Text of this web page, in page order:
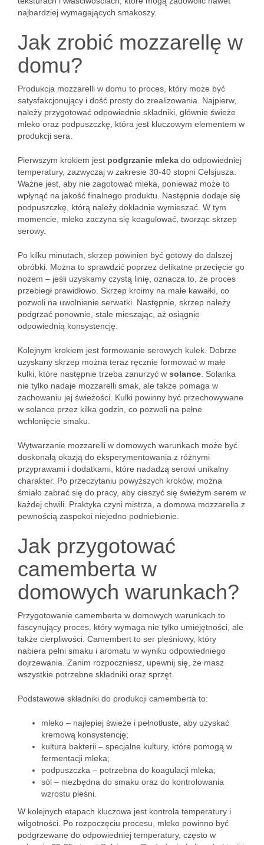
najbardziej wymagających smakoszy.
Jak zrobić mozzarellę w
domu?
Produkcja mozzarelli w domu to proces, który może być
satysfakcjonujący i dość prosty do zrealizowania. Najpierw,
należy przygotować odpowiednie składniki, głównie świeże
mleko oraz podpuszczkę, która jest kluczowym elementem w
produkcji sera.
Pierwszym krokiem jest podgrzanie mleka do odpowiedniej
temperatury, zazwyczaj w zakresie 30-40 stopni Celsjusza.
Ważne jest, aby nie zagotować mleka, ponieważ może to
wpłynąć na jakość finalnego produktu. Następnie dodaje się
podpuszczkę, którą należy dokładnie wymieszać. W tym
momencie, mleko zaczyna się koagulować, tworząc skrzep
serowy.
Po kilku minutach, skrzep powinien być gotowy do dalszej
obróbki. Można to sprawdzić poprzez delikatne przecięcie go
nożem – jeśli uzyskamy czystą linię, oznacza to, że proces
przebiegł prawidłowo. Skrzep kroimy na małe kawałki, co
pozwoli na uwolnienie serwatki. Następnie, skrzep należy
podgrzać ponownie, stale mieszając, aż osiągnie
odpowiednią konsystencję.
Kolejnym krokiem jest formowanie serowych kulek. Dobrze
uzyskany skrzep można teraz ręcznie formować w małe
kulki, które następnie trzeba zanurzyć w solance . Solanka
nie tylko nadaje mozzarelli smak, ale także pomaga w
zachowaniu jej świeżości. Kulki powinny być przechowywane
w solance przez kilka godzin, co pozwoli na pełne
wchłonięcie smaku.
Wytwarzanie mozzarelli w domowych warunkach może być
doskonałą okazją do eksperymentowania z różnymi
przyprawami i dodatkami, które nadadzą serowi unikalny
charakter. Po przeczytaniu powyższych kroków, można
śmiało zabrać się do pracy, aby cieszyć się świeżym serem w
każdej chwili. Praktyka czyni mistrza, a domowa mozzarella z
pewnością zaspokoi niejedno podniebienie.
Jak przygotować
camemberta w
domowych warunkach?
Przygotowanie camemberta w domowych warunkach to
fascynujący proces, który wymaga nie tylko umiejętności, ale
także cierpliwości. Camembert to ser pleśniowy, który
nabiera pełni smaku i aromatu w wyniku odpowiedniego
dojrzewania. Zanim rozpoczniesz, upewnij się, że masz
wszystkie potrzebne składniki oraz sprzęt.
Podstawowe składniki do produkcji camemberta to:
mleko – najlepiej świeże i pełnotłuste, aby uzyskać
kremową konsystencję;
kultura bakterii – specjalne kultury, które pomogą w
fermentacji mleka;
podpuszczka – potrzebna do koagulacji mleka;
sól – niezbędna do smaku oraz do kontrolowania
wzrostu pleśni.
W kolejnych etapach kluczowa jest kontrola temperatury i
wilgotności. Po rozpoczęciu procesu, mleko powinno być
podgrzewane do odpowiedniej temperatury, często w